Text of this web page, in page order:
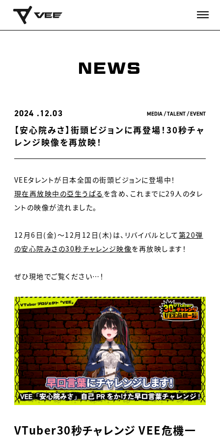
NEWS
2024 12.03 MEDIA TALENT EVENT
【安心院みさ】街頭ビジョンに再登場！30秒チャ
レンジ映像を再放映！
VEEタレントが日本全国の街頭ビジョンに登場中！
現在再放映中の亞生うぱる を含め、これまでに29人のタレ
ントの映像が流れました。
12月6日(金)〜12月12日(木)は、リバイバルとして第20弾
の安心院みさの30秒チャレンジ映像を再放映します！
ぜひ現地でご覧ください…！
VTuber30秒チャレンジ VEE危機一